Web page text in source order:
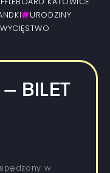
KATOWICE
# URODZINY
BILET
w